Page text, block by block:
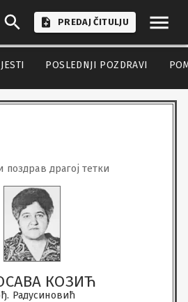
PREDAJ ČITULJU
POSLEDNJI POZDRAVI
драгој тетки
КОЗИЋ
Радусиновић